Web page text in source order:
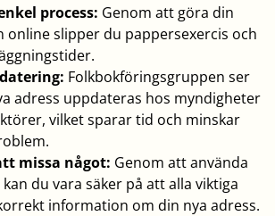
process: Genom att göra din
online slipper du pappersexercis och
Folkbokföringsgruppen ser
adress uppdateras hos myndigheter
vilket sparar tid och minskar
missa något: Genom att använda
du vara säker på att alla viktiga
information om din nya adress.